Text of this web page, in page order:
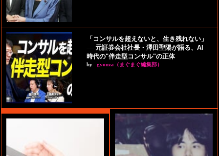
「コンサルを超えないと、生き残れない」
──元証券会社社長・澤田聖陽が語る、AI
時代の"伴走型コンサル"の正体
by gyouza（まぐまぐ編集部）